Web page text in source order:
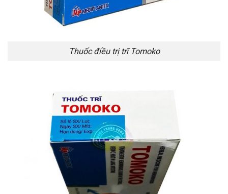
Thuốc điều trị trĩ Tomoko